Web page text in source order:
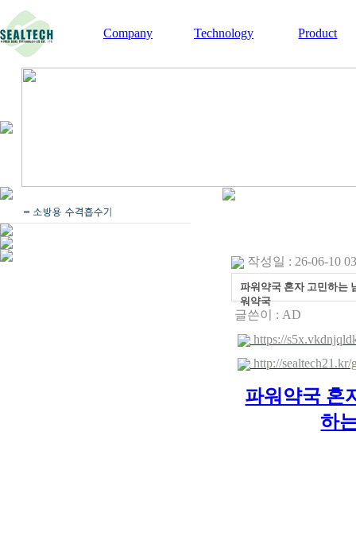
Company Technology Product
작성일 : 26-06-10
파워약국 혼자 고민하는
워약국
글쓴이 : AD
https://
http://
파워약국 혼
하